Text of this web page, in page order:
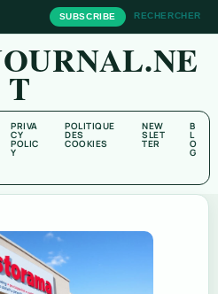
SUBSCRIBE RECHERCHER
T
PRIVA
CY
POLIC
Y
POLITIQUE
DES
COOKIES
NEW
SLET
TER
B
L
O
G